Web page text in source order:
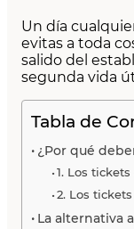
Un día
evitas a toda
salido del
segunda vida
Tabla de
¿Por qué
1. Los
2. Los
La alternativa